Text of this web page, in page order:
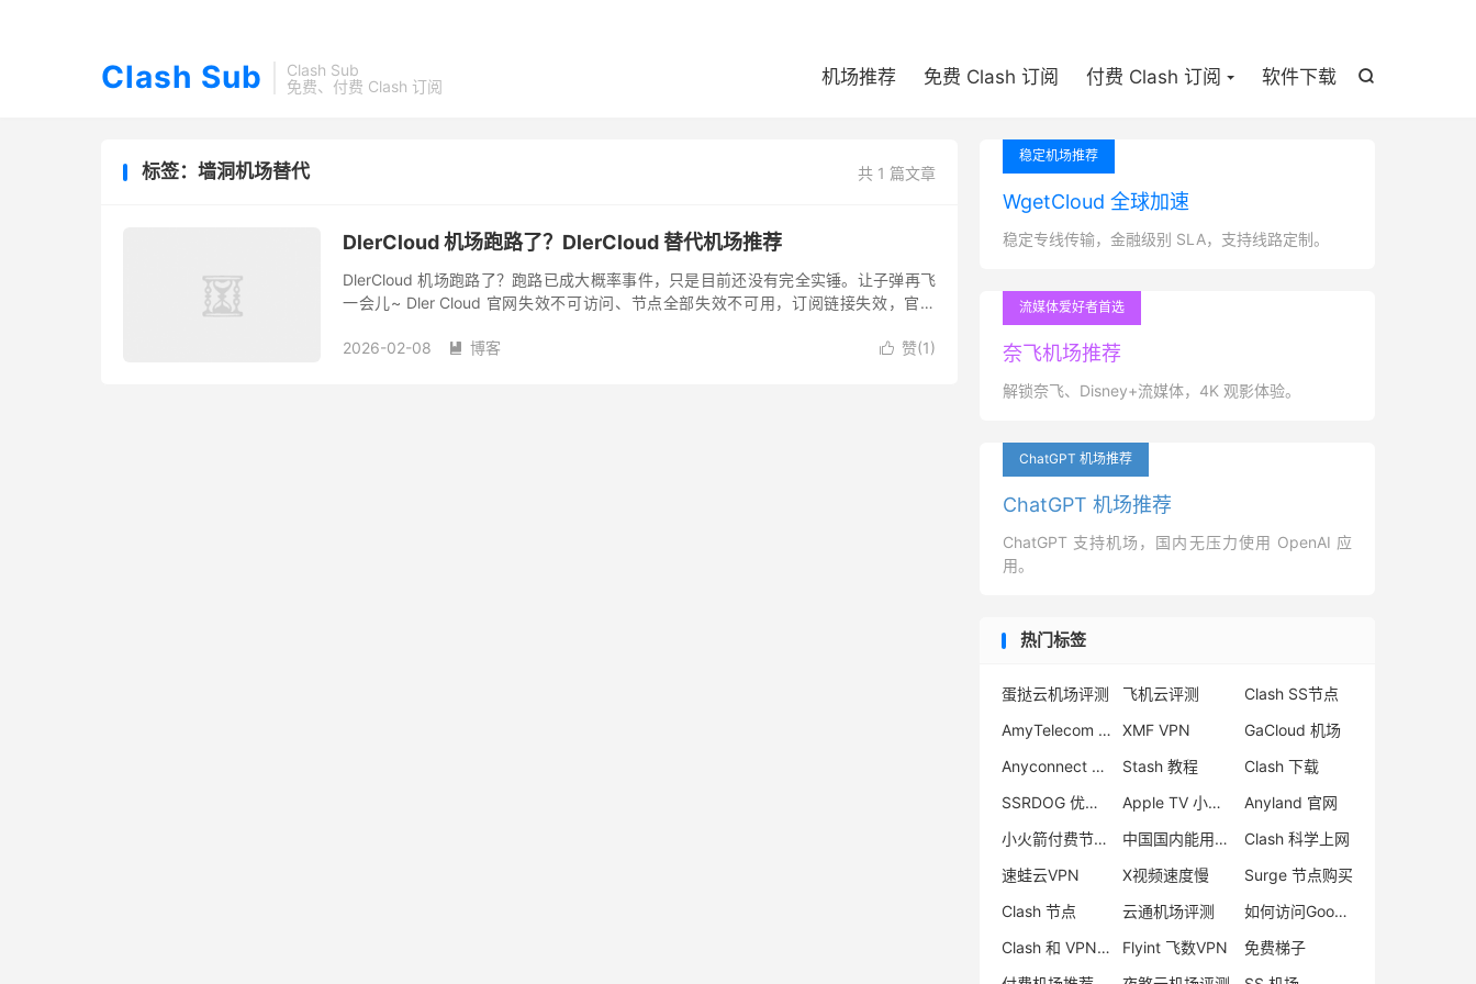
Clash Sub
Clash Sub
免费、付费 Clash 订阅

机场推荐 免费 Clash 订阅 付费 Clash 订阅 软件下载
共 1 篇文章
标签：墙洞机场替代
DlerCloud 机场跑路了？DlerCloud 替代机场推荐
DlerCloud 机场跑路了？跑路已成大概率事件，只是目前还没有完全实锤。让子弹再飞
一会儿~ Dler Cloud 官网失效不可访问、节点全部失效不可用，订阅链接失效，官方
 赞(1)
2026-02-08  博客
稳定机场推荐
WgetCloud 全球加速
稳定专线传输，金融级别 SLA，支持线路定制。
流媒体爱好者首选
奈飞机场推荐
解锁奈飞、Disney+流媒体，4K 观影体验。
ChatGPT 机场推荐
ChatGPT 机场推荐
ChatGPT 支持机场，国内无压力使用 OpenAI 应
用。
热门标签
蛋挞云机场评测 飞机云评测
Clash SS节点
AmyTelecom 机场
XMF VPN
GaCloud 机场
Anyconnect VPN 翻墙
Stash 教程
Clash 下载
SSRDOG 优惠码
Apple TV 小火箭
Anyland 官网
小火箭付费节点购买
中国国内能用的翻墙VPN推荐
Clash 科学上网
速蛙云VPN
X视频速度慢
Surge 节点购买
Clash 节点
云通机场评测
如何访问Google
Clash 和 VPN 区别
Flyint 飞数VPN
免费梯子